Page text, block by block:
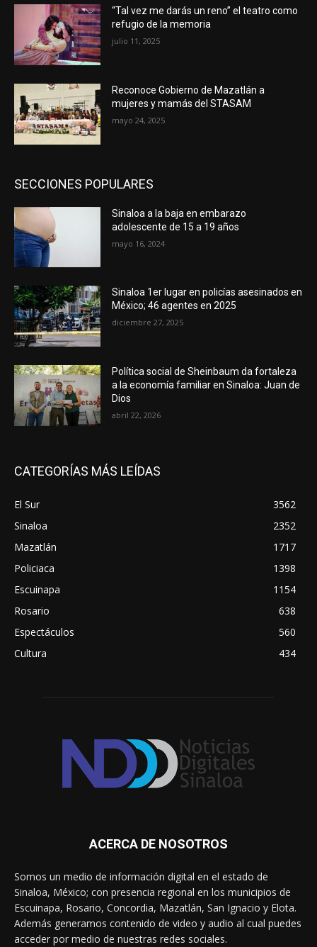
“Tal vez me darás un reno” el teatro como
refugio de la memoria
julio 11, 2025
Reconoce Gobierno de Mazatlán a
mujeres y mamás del STASAM
mayo 24, 2025
SECCIONES POPULARES
Sinaloa a la baja en embarazo
adolescente de 15 a 19 años
mayo 16, 2024
Sinaloa 1er lugar en policías asesinados en
México; 46 agentes en 2025
diciembre 27, 2025
Política social de Sheinbaum da fortaleza
a la economía familiar en Sinaloa: Juan de
Dios
abril 22, 2026
CATEGORÍAS MÁS LEÍDAS
El Sur
3562
Sinaloa
2352
Mazatlán
1717
Policiaca
1398
Escuinapa
1154
Rosario
638
Espectáculos
560
Cultura
434
ACERCA DE NOSOTROS
Somos un medio de información digital en el estado de
Sinaloa, México; con presencia regional en los municipios de
Escuinapa, Rosario, Concordia, Mazatlán, San Ignacio y Elota.
Además generamos contenido de video y audio al cual puedes
acceder por medio de nuestras redes sociales.